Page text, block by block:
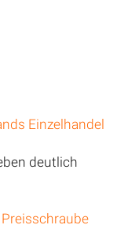
Einzelhandel
deutlich